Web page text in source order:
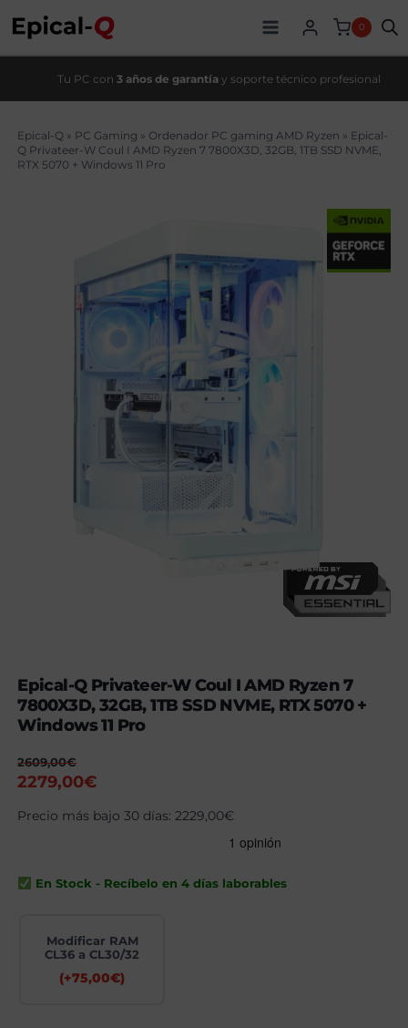
contenido
0
Tu PC con 3 años de garantía y soporte técnico profesional
Epical-Q » PC Gaming » Ordenador PC gaming AMD Ryzen » Epical-
Q Privateer-W Coul I AMD Ryzen 7 7800X3D, 32GB, 1TB SSD NVME,
RTX 5070 + Windows 11 Pro
Epical-Q Privateer-W Coul I AMD Ryzen 7
7800X3D, 32GB, 1TB SSD NVME, RTX 5070 +
Windows 11 Pro
2609,00€
El
original
2279,00€
actual
Precio más bajo 30 días:2229,00€
En Stock - Recíbelo en 4 días laborables
Modificar RAM
CL36 a CL30/32
(+75,00€)